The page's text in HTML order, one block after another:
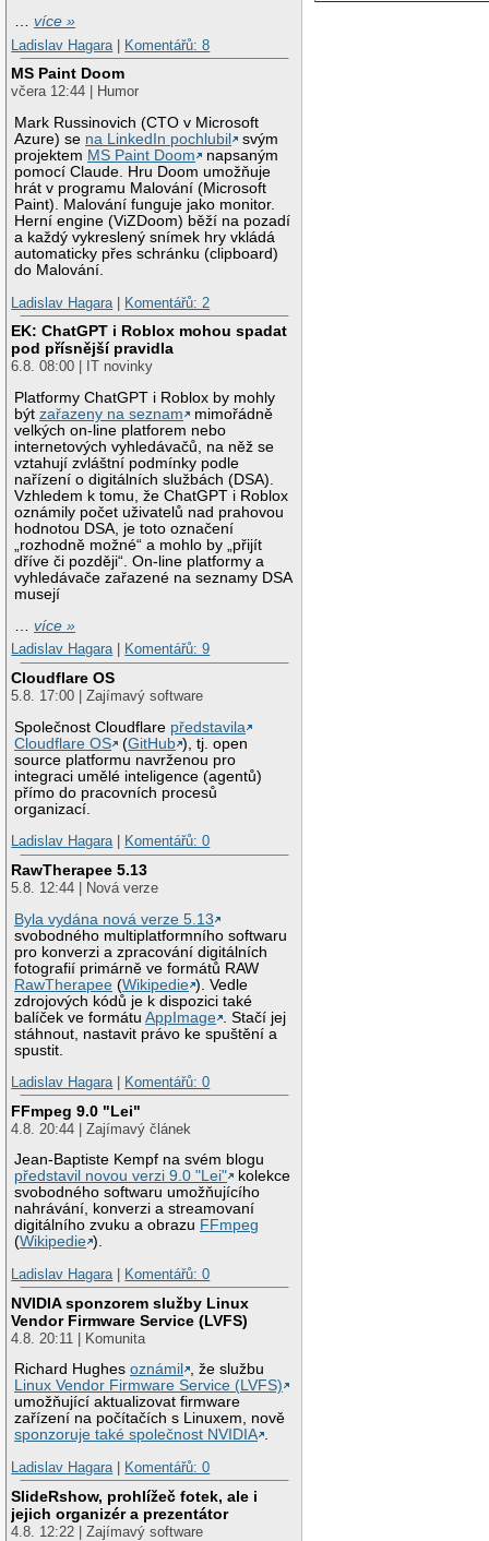
…více »
Ladislav Hagara
Komentářů: 8
MS Paint Doom
včera 12:44 | Humor
Mark Russinovich (CTO v Microsoft
Azure) se na LinkedIn pochlubil
svým
projektem MS Paint Doom
napsaným
pomocí Claude. Hru Doom umožňuje
hrát v programu Malování (Microsoft
Paint). Malování funguje jako monitor.
Herní engine (ViZDoom) běží na pozadí
a každý vykreslený snímek hry vkládá
automaticky přes schránku (clipboard)
do Malování.
Ladislav Hagara
Komentářů: 2
EK: ChatGPT i Roblox mohou spadat
pod přísnější pravidla
6.8. 08:00 | IT novinky
Platformy ChatGPT i Roblox by mohly
býtzařazeny na seznam
mimořádně
velkých on-line platforem nebo
internetových vyhledávačů, na něž se
vztahují zvláštní podmínky podle
nařízení o digitálních službách (DSA).
Vzhledem k tomu, že ChatGPT i Roblox
oznámily počet uživatelů nad prahovou
hodnotou DSA, je toto označení
„rozhodně možné“ a mohlo by „přijít
dříve či později“. On-line platformy a
vyhledávače zařazené na seznamy DSA
musejí
…více »
Ladislav Hagara| Komentářů: 9
Cloudflare OS
5.8. 17:00 | Zajímavý software
Společnost Cloudflare představila
Cloudflare OS
(GitHub ), tj. open
source platformu navrženou pro
integraci umělé inteligence (agentů)
přímo do pracovních procesů
organizací.
Ladislav Hagara| Komentářů: 0
RawTherapee 5.13
5.8. 12:44 | Nová verze
Byla vydána nová verze 5.13
svobodného multiplatformního softwaru
pro konverzi a zpracování digitálních
fotografií primárně ve formátů RAW
RawTherapee (Wikipedie ). Vedle
zdrojových kódů je k dispozici také
balíček ve formátuAppImage
. Stačí jej
stáhnout, nastavit právo ke spuštění a
spustit.
Ladislav Hagara| Komentářů: 0
FFmpeg 9.0 "Lei"
4.8. 20:44 | Zajímavý článek
Jean-Baptiste Kempf na svém blogu
představil novou verzi 9.0 "Lei"
kolekce
svobodného softwaru umožňujícího
nahrávání, konverzi a streamovaní
digitálního zvuku a obrazu FFmpeg
(Wikipedie ).
Ladislav Hagara| Komentářů: 0
NVIDIA sponzorem služby Linux
Vendor Firmware Service (LVFS)
4.8. 20:11 | Komunita
Richard Hughesoznámil
, že službu
Linux Vendor Firmware Service (LVFS)
umožňující aktualizovat firmware
zařízení na počítačích s Linuxem, nově
sponzoruje také společnost NVIDIA .
Ladislav Hagara| Komentářů: 0
SlideRshow, prohlížeč fotek, ale i
jejich organizér a prezentátor
4.8. 12:22 | Zajímavý software